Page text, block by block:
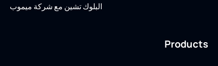
البلوك تشين مع شركة ميموب
Products